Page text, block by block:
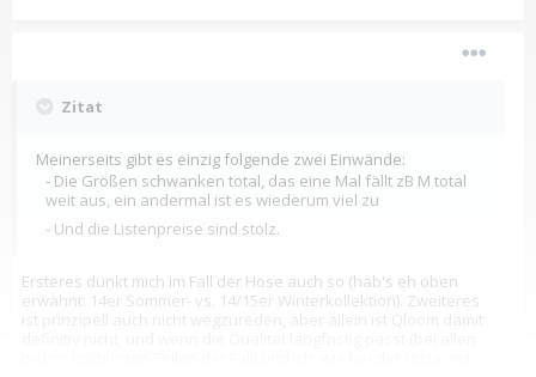
Zitat
Meinerseits gibt es einzig folgende zwei Einwände:
- Die Größen schwanken total, das eine Mal fällt zB M total
weit aus, ein andermal ist es wiederum viel zu
- Und die Listenpreise sind stolz.
Ersteres dünkt mich im Fall der Hose auch so (hab's eh oben
erwähnt: 14er Sommer- vs. 14/15er Winterkollektion). Zweiteres